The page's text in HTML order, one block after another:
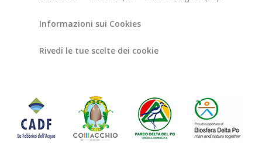
Informazioni sui Cookies
Rivedi le tue scelte dei cookie